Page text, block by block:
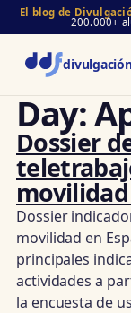
El blog de
200.000+
Day:
Dossier
movilidad
Dossier
movilidad en
principales
actividades a
la encuesta de